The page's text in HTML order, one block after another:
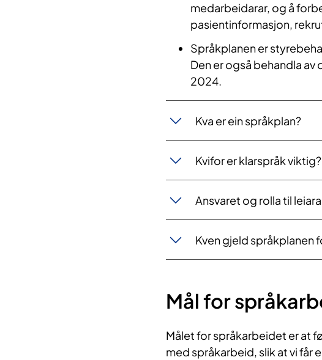
medarbeidarar, og å
pasientinformasjon,
Språkplanen er
Den er også behandla
2024.
Kva er ein språkplan?
Kvifor er klarspråk viktig?
Ansvaret og rolla til
Kven gjeld språkplanen
Mål for
Målet for språkarbeidet er at
med språkarbeid, slik at vi får